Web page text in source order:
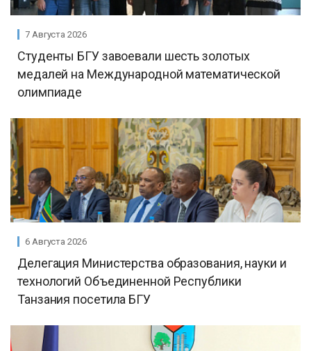
7 Августа 2026
Студенты БГУ завоевали шесть золотых
медалей на Международной математической
олимпиаде
6 Августа 2026
Делегация Министерства образования, науки и
технологий Объединенной Республики
Танзания посетила БГУ